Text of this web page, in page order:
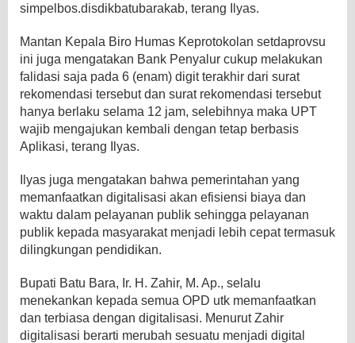
simpelbos.disdikbatubarakab, terang Ilyas.
Mantan Kepala Biro Humas Keprotokolan setdaprovsu
ini juga mengatakan Bank Penyalur cukup melakukan
falidasi saja pada 6 (enam) digit terakhir dari surat
rekomendasi tersebut dan surat rekomendasi tersebut
hanya berlaku selama 12 jam, selebihnya maka UPT
wajib mengajukan kembali dengan tetap berbasis
Aplikasi, terang Ilyas.
Ilyas juga mengatakan bahwa pemerintahan yang
memanfaatkan digitalisasi akan efisiensi biaya dan
waktu dalam pelayanan publik sehingga pelayanan
publik kepada masyarakat menjadi lebih cepat termasuk
dilingkungan pendidikan.
Bupati Batu Bara, Ir. H. Zahir, M. Ap., selalu
menekankan kepada semua OPD utk memanfaatkan
dan terbiasa dengan digitalisasi. Menurut Zahir
digitalisasi berarti merubah sesuatu menjadi digital